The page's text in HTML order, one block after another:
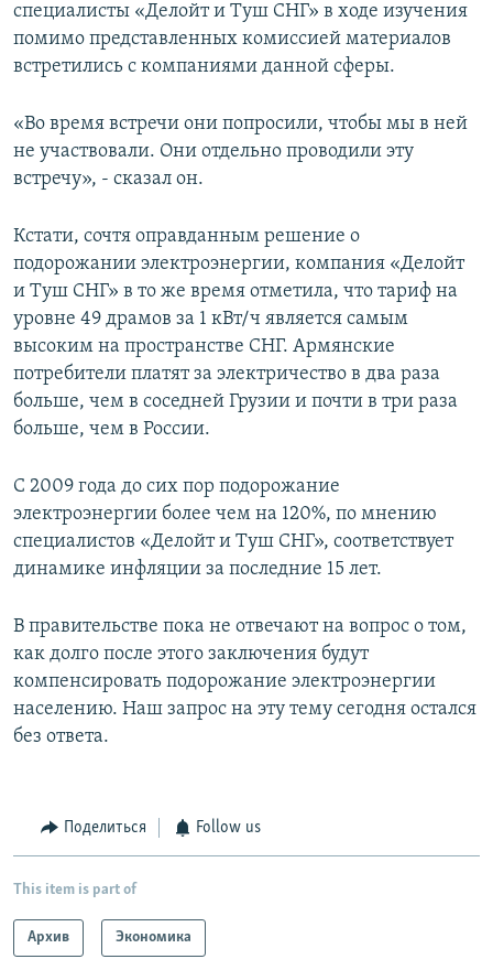
специалисты «Делойт и Туш СНГ» в ходе изучения
помимо представленных комиссией материалов
встретились с компаниями данной сферы.
«Во время встречи они попросили, чтобы мы в ней
не участвовали. Они отдельно проводили эту
встречу», - сказал он.
Кстати, сочтя оправданным решение о
подорожании электроэнергии, компания «Делойт
и Туш СНГ» в то же время отметила, что тариф на
уровне 49 драмов за 1 кВт/ч является самым
высоким на пространстве СНГ. Армянские
потребители платят за электричество в два раза
больше, чем в соседней Грузии и почти в три раза
больше, чем в России.
С 2009 года до сих пор подорожание
электроэнергии более чем на 120%, по мнению
специалистов «Делойт и Туш СНГ», соответствует
динамике инфляции за последние 15 лет.
В правительстве пока не отвечают на вопрос о том,
как долго после этого заключения будут
компенсировать подорожание электроэнергии
населению. Наш запрос на эту тему сегодня остался
без ответа.
Поделиться Follow us
This item is part of
Архив Экономика